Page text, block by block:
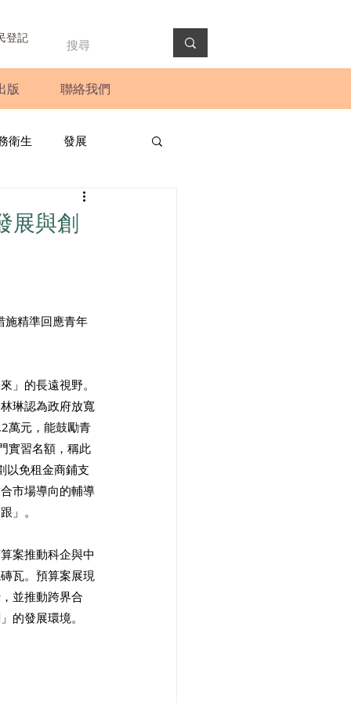
登記
版 聯絡我們
衛生 發展
圓桌會議
展與創
施精準回應青年
」的長遠視野。
琳認為政府放寬
萬元，能鼓勵青
實習名額，稱此
以免租金商鋪支
市場導向的輔導
」。
案推動科企與中
瓦。預算案展現
並推動跨界合
的發展環境。